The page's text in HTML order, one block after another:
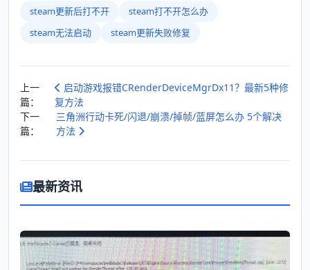
steam更新后打不开
steam打不开怎么办
steam无法启动
steam更新失败修复
上一
篇：
启动游戏报错CRenderDeviceMgrDx11？最新5种修
复方法
下一
篇：
三角洲行动卡死/闪退/崩溃/掉帧/蓝屏怎么办 5个解决
方法
最新资讯